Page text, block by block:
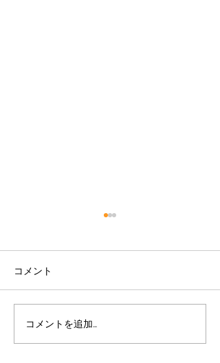
洗面の交換リフォーム
コメント
コメントを追加…